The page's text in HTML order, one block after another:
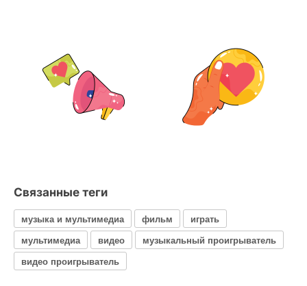
Связанные теги
музыка и мультимедиа фильм
играть
мультимедиа
видео
музыкальный проигрыватель
видео проигрыватель